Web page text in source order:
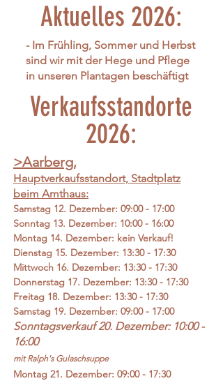
Aktuelles 2026:
- Im Frühling, Sommer und Herbst
sind wir mit der Hege und Pflege
in unseren Plantagen beschäftigt
Verkaufsstandorte
2026:
>Aarberg,
Hauptverkaufsstandort, Stadtplatz
beim Amthaus:
Samstag 12. Dezember: 09:00 - 17:00
Sonntag 13. Dezember: 10:00 - 16:00
Montag 14. Dezember: kein Verkauf!
Dienstag 15. Dezember: 13:30 - 17:30
Mittwoch 16. Dezember: 13:30 - 17:30
Donnerstag 17. Dezember: 13:30 - 17:30
Freitag 18. Dezember: 13:30 - 17:30
Samstag 19. Dezember: 09:00 - 17:00
Sonntagsverkauf 20. Dezember: 10:00 -
16:00
mit Ralph's Gulaschsuppe
Montag 21. Dezember: 09:00 - 17:30